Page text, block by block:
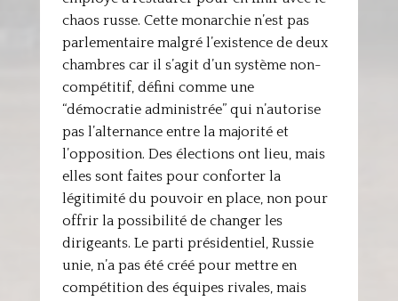
chaos russe. Cette monarchie n’est pas
parlementaire malgré l’existence de deux
chambres car il s’agit d’un système non-
compétitif, défini comme une
“démocratie administrée” qui n’autorise
pas l’alternance entre la majorité et
l’opposition. Des élections ont lieu, mais
elles sont faites pour conforter la
légitimité du pouvoir en place, non pour
offrir la possibilité de changer les
dirigeants. Le parti présidentiel, Russie
unie, n’a pas été créé pour mettre en
compétition des équipes rivales, mais